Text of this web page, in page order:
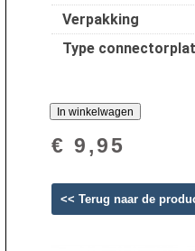
Verpakking
Type
€ 9,95
<< Terug naar de